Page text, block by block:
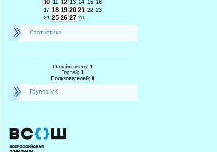
10 11 12 13 14 15
16
17 18 19 20 21 22 23
24 25 26 27 28
Статистика
Онлайн всего: 1
Гостей: 1
Пользователей: 0
Группа VK